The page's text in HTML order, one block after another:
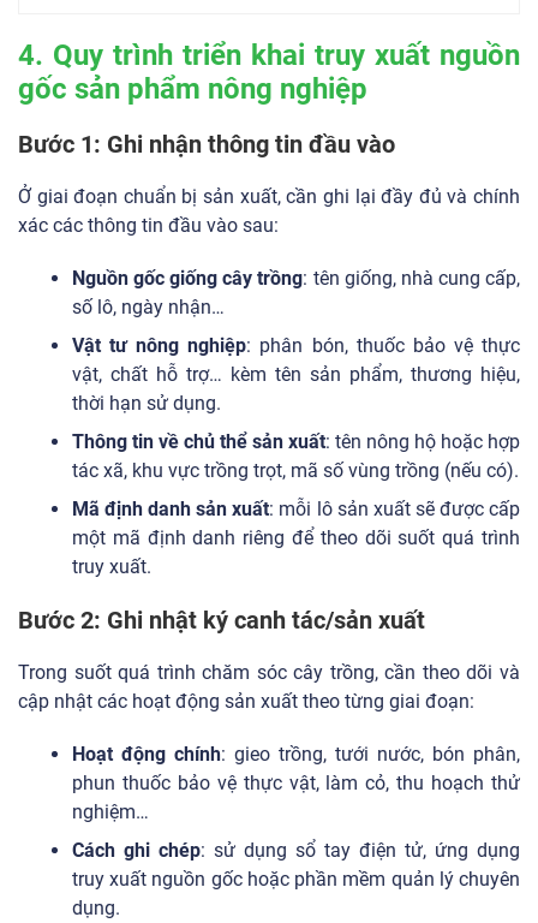
4. Quy trình triển khai truy xuất nguồn
gốc sản phẩm nông nghiệp
Bước 1: Ghi nhận thông tin đầu vào
Ở giai đoạn chuẩn bị sản xuất, cần ghi lại đầy đủ và chính
xác các thông tin đầu vào sau:
Nguồn gốc giống cây trồng: tên giống, nhà cung cấp,
số lô, ngày nhận…
Vật tư nông nghiệp: phân bón, thuốc bảo vệ thực
vật, chất hỗ trợ… kèm tên sản phẩm, thương hiệu,
thời hạn sử dụng.
Thông tin về chủ thể sản xuất: tên nông hộ hoặc hợp
tác xã, khu vực trồng trọt, mã số vùng trồng (nếu có).
Mã định danh sản xuất: mỗi lô sản xuất sẽ được cấp
một mã định danh riêng để theo dõi suốt quá trình
truy xuất.
Bước 2: Ghi nhật ký canh tác/sản xuất
Trong suốt quá trình chăm sóc cây trồng, cần theo dõi và
cập nhật các hoạt động sản xuất theo từng giai đoạn:
Hoạt động chính: gieo trồng, tưới nước, bón phân,
phun thuốc bảo vệ thực vật, làm cỏ, thu hoạch thử
nghiệm…
Cách ghi chép: sử dụng sổ tay điện tử, ứng dụng
truy xuất nguồn gốc hoặc phần mềm quản lý chuyên
dụng.